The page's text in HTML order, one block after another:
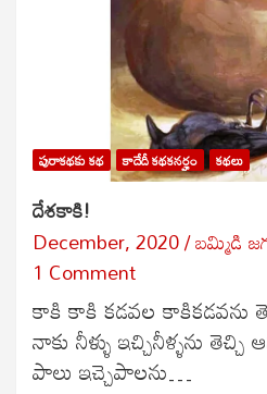
పురాకథకు కథ కాదేదీ కథకనర్హం కథలు
దేశకాకి!
December, 2020 బ‌మ్మిడి
1 Comment
కాకి కాకి కడవల కాకికడవను
నాకు నీళ్ళు ఇచ్చినీళ్ళను తెచ్చి
పాలు ఇచ్చెపాలను…